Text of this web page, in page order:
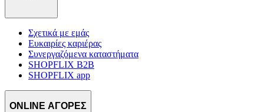
Σχετικά με εμάς
Ευκαιρίες καριέρας
Συνεργαζόμενα καταστήματα
SHOPFLIX B2B
SHOPFLIX app
ONLINE ΑΓΟΡΕΣ